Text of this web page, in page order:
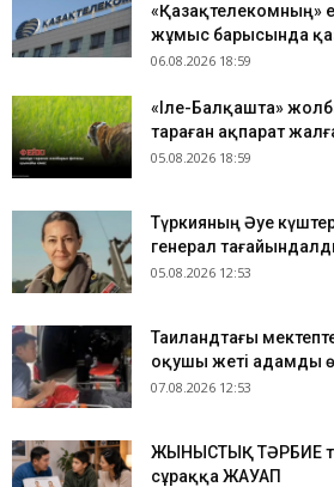
«Қазақтелекомның»
жұмыс барысында
06.08.2026 18:59
«Іле-Балқашта»
тараған ақпарат
05.08.2026 18:59
Түркияның Әуе
генерал
05.08.2026 12:53
Таиландтағы
оқушы жеті адамды
07.08.2026 12:53
ЖЫНЫСТЫҚ ТӘРБИЕ
сұраққа ЖАУАП